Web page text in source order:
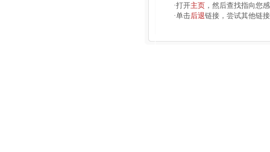
·打开主页 ，然后查找指向您
·单击后退链接，尝试其他链